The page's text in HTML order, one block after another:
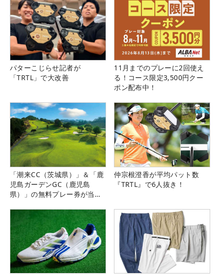
パターこじらせ記者が
「TRTL」で大改善
11月までのプレーに2回使え
る！コース限定3,500円クー
ポン配布中！
「潮来CC（茨城県）」＆「鹿
児島ガーデンGC（鹿児島
県）」の無料プレー券が当た
仲宗根澄香が平均パット数
『TRTL』で6人抜き！